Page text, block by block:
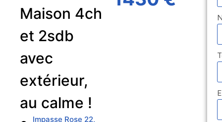
Maison 4ch
et 2sdb
avec
extérieur,
au calme !
Impasse Rose 22,